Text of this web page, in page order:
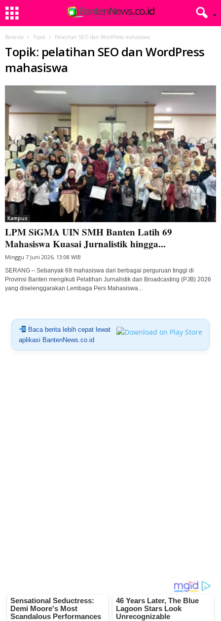
Beranda Topik Pelatihan SEO dan WordPress mahasiswa
Topik: pelatihan SEO dan WordPress
mahasiswa
Kampus
LPM SiGMA UIN SMH Banten Latih 69
Mahasiswa Kuasai Jurnalistik hingga...
Minggu 7 Juni 2026, 13:08 WIB
SERANG – Sebanyak 69 mahasiswa dari berbagai perguruan tinggi di
Provinsi Banten mengikuti Pelatihan Jurnalistik dan Broadcasting (PJB) 2026
yang diselenggarakan Lembaga Pers Mahasiswa...
Baca berita lebih cepat lewat
aplikasi BantenNews.co.id